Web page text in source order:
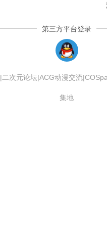
第三方平台登录
次元论坛|ACG动漫交流
集地